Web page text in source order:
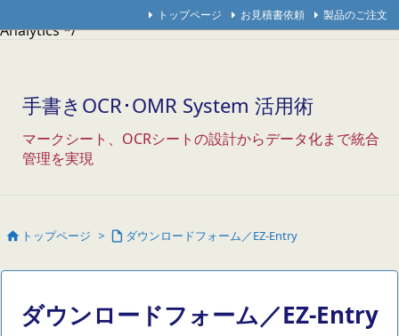
/* Googleアナリティクス *//* アクセス解析研究所 *//* THK
Analytics */
トップページ お見積書依頼 製品のご注文
手書きOCR･OMR System 活用術
マークシート、OCRシートの設計からデータ化まで統合
管理を実現
 トップページ >  ダウンロードフォーム／EZ-Entry
ダウンロードフォーム／EZ-Entry